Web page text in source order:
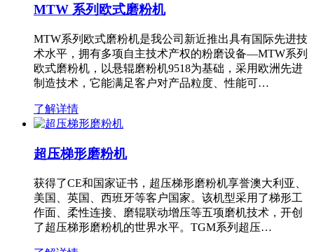
MTW 系列欧式磨粉机
MTW系列欧式磨粉机是我公司新近推出具有国际先进技
术水平，拥有多项自主技术产权的粉磨设备—MTW系列
欧式磨粉机，以悬辊磨粉机9518为基础，采用欧洲先进
制造技术，它能满足客户对产品粒度、性能可…
了解详情
超压梯形磨粉机
获得了CE和国家证书，超压梯形磨粉机享誉澳大利亚、
美国、英国、西班牙等客户国家。该机型采用了梯形工
作面、柔性连接、磨辊联动增压等五项磨机技术，开创
了超压梯形磨粉机的世界水平。TGM系列超压…